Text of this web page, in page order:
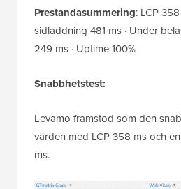
Prestandasummering: LCP
sidladdning 481 ms · Under
249 ms · Uptime 100%
Snabbhetstest:
Levamo framstod som den
värden med LCP 358 ms och
ms.